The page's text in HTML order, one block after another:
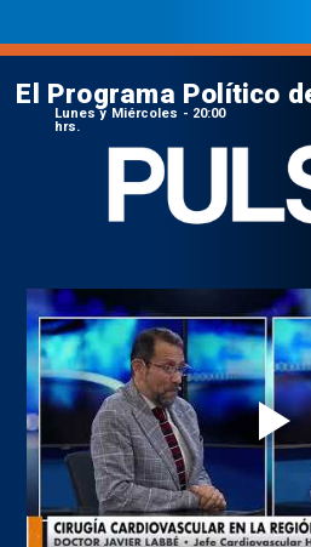
El Programa Político
Lunes y Miércoles - 20:00
hrs.